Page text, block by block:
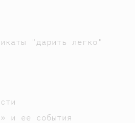
"дарить легко"
и ее события